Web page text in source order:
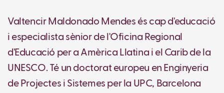
Valtencir Maldonado Mendes és cap d'educació
i especialista sènior de l'Oficina Regional
d'Educació per a Amèrica Llatina i el Carib de la
UNESCO. Té un doctorat europeu en Enginyeria
de Projectes i Sistemes per la UPC, Barcelona